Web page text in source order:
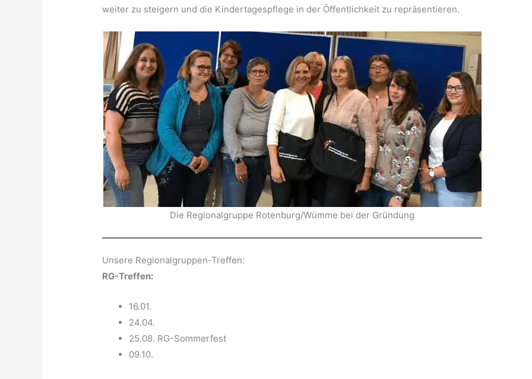
weiter zu steigern und die Kindertagespflege in der Öffentlichkeit zu repräsentieren.
Die Regionalgruppe Rotenburg/Wümme bei der Gründung
Unsere Regionalgruppen-Treffen:
RG-Treffen:
16.01.
24.04.
25.08. RG-Sommerfest
09.10.